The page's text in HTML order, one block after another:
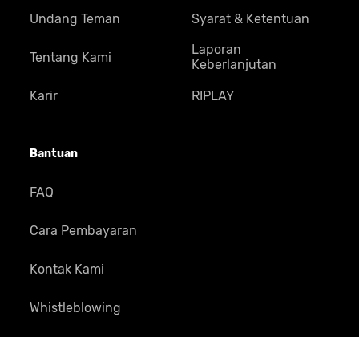
Undang Teman
Tentang Kami
Karir
Bantuan
FAQ
Cara Pembayaran
Kontak Kami
Whistleblowing
Syarat & Ketentuan
Laporan
Keberlanjutan
RIPLAY